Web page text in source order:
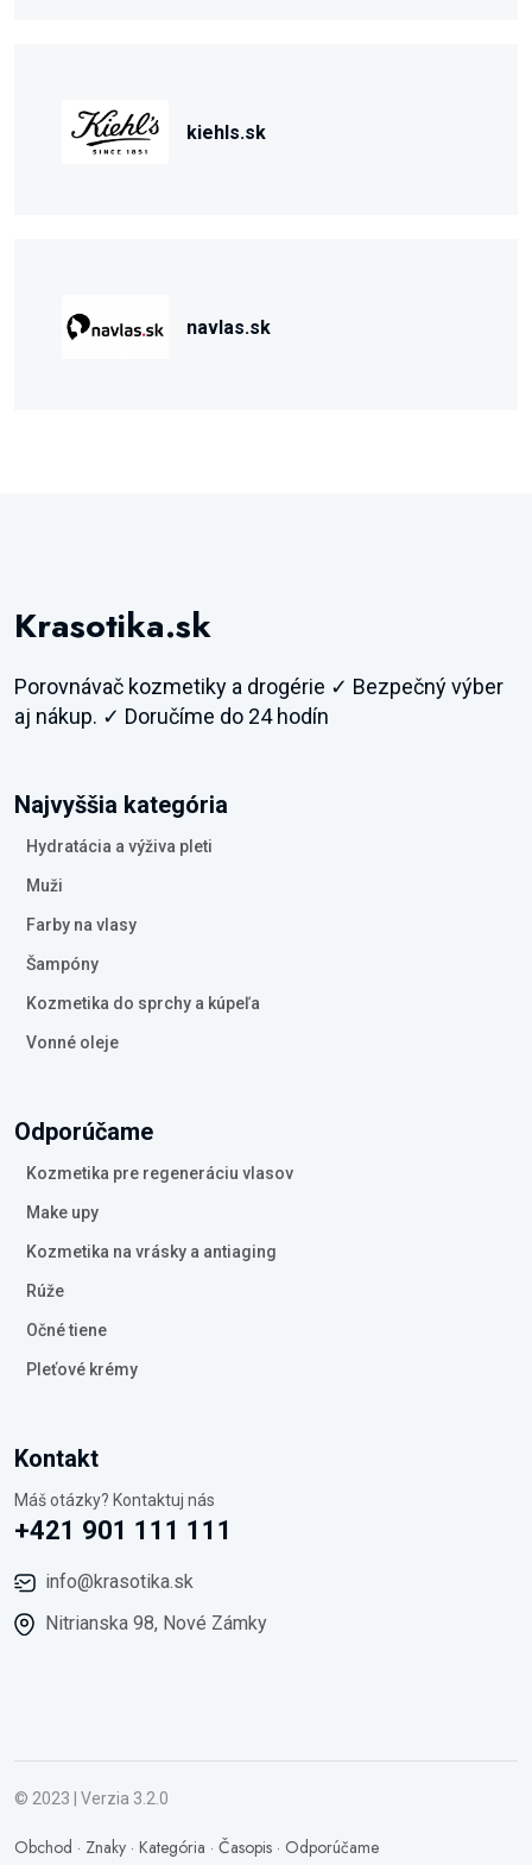
kiehls.sk
navlas.sk
Krasotika.sk
Porovnávač kozmetiky a drogérie ✓ Bezpečný výber
aj nákup. ✓ Doručíme do 24 hodín
Najvyššia kategória
Hydratácia a výživa pleti
Muži
Farby na vlasy
Šampóny
Kozmetika do sprchy a kúpeľa
Vonné oleje
Odporúčame
Kozmetika pre regeneráciu vlasov
Make upy
Kozmetika na vrásky a antiaging
Rúže
Očné tiene
Pleťové krémy
Kontakt
Máš otázky? Kontaktuj nás
+421 901 111 111
info@krasotika.sk
Nitrianska 98, Nové Zámky
© 2023 | Verzia 3.2.0
Obchod · Znaky · Kategória · Časopis · Odporúčame